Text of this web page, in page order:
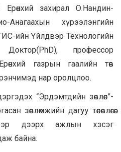
Ерөнхий захирал О.Нандин-
хүрээлэнгийн
ийн Үйлдвэр Технологийн
профессор
газрын гаалийн төв
нар оролцлоо.
“Эрдэмтдийн зөвлөл”-
зөвлөмжийн дагуу төлөвлөгөө
дээрх ажлын хэсэг
байна.